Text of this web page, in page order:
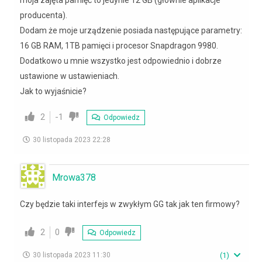
producenta).
Dodam że moje urządzenie posiada następujące parametry:
16 GB RAM, 1TB pamięci i procesor Snapdragon 9980.
Dodatkowo u mnie wszystko jest odpowiednio i dobrze
ustawione w ustawieniach.
Jak to wyjaśnicie?
2 -1 Odpowiedz
30 listopada 2023 22:28
Mrowa378
Czy będzie taki interfejs w zwykłym GG tak jak ten firmowy?
2 0 Odpowiedz
30 listopada 2023 11:30 (1)